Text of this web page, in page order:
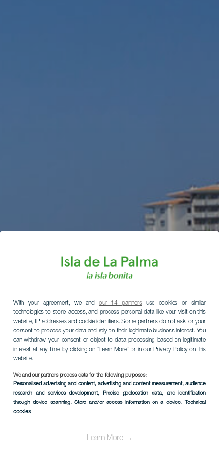
With your agreement, we andour 14 partnersuse cookies or similar
technologies to store, access, and process personal data like your visit on this
website, IP addresses and cookie identifiers. Some partners do not ask for your
consent to process your data and rely on their legitimate business interest. You
can withdraw your consent or object to data processing based on legitimate
interest at any time by clicking on “Learn More” or in our Privacy Policy on this
website.
We and our partners process data for the following purposes:
Personalised advertising and content, advertising and content measurement, audience
research and services development, Precise geolocation data, and identification
through device scanning, Store and/or access information on a device, Technical
cookies
Learn More →